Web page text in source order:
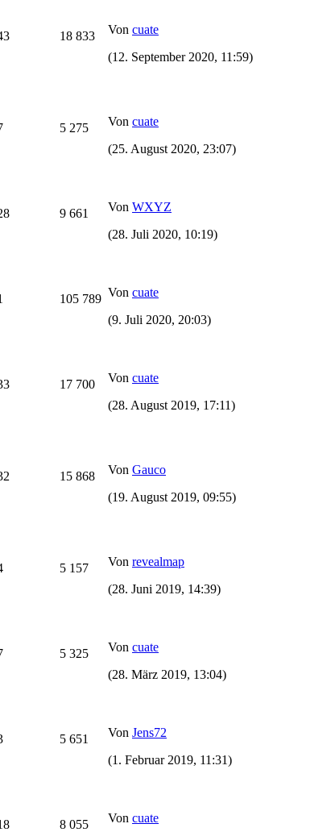
18 833 Von cuate
(12. September 2020, 11:59)
5 275 Von cuate
(25. August 2020, 23:07)
9 661 Von WXYZ
(28. Juli 2020, 10:19)
105 789 Von cuate
(9. Juli 2020, 20:03)
17 700 Von cuate
(28. August 2019, 17:11)
15 868 Von Gauco
(19. August 2019, 09:55)
5 157 Von revealmap
(28. Juni 2019, 14:39)
5 325 Von cuate
(28. März 2019, 13:04)
5 651 Von Jens72
(1. Februar 2019, 11:31)
8 055 Von cuate